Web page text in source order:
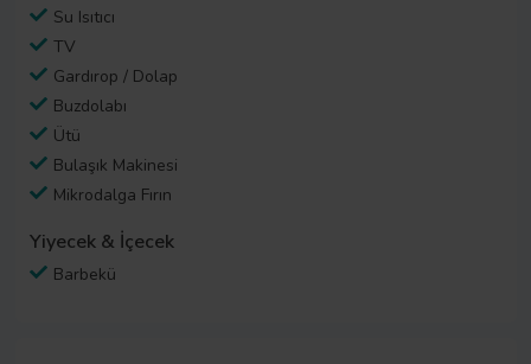
Su Isıtıcı
TV
Gardırop / Dolap
Buzdolabı
Ütü
Bulaşık Makinesi
Mikrodalga Fırın
Yiyecek & İçecek
Barbekü